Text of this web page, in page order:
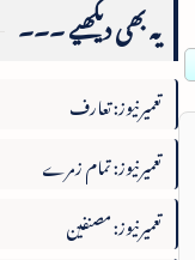
یہ بھی دیکھیے ۔۔۔
تعمیرنیوز: تعارف
تعمیرنیوز: تمام زمرے
تعمیرنیوز: مصنفین